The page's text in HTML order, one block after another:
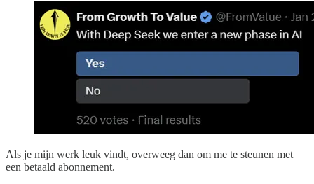
Als je mijn werk leuk vindt, overweeg dan om me te steunen met
een betaald abonnement.